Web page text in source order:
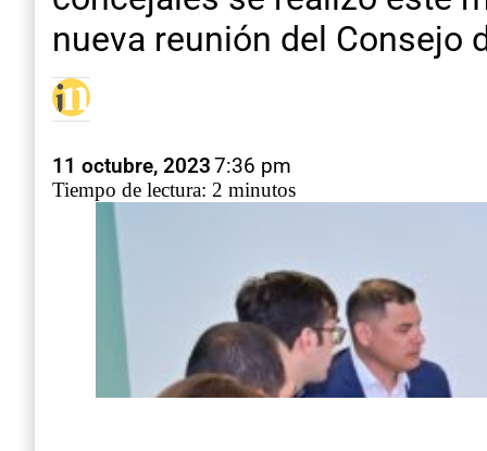
nueva reunión del Consejo
11 octubre, 20237:36 pm
Tiempo de lectura: 2 minutos